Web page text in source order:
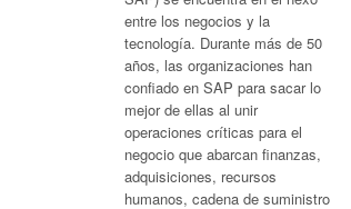
entre los negocios y la
tecnología. Durante más de 50
años, las organizaciones han
confiado en SAP para sacar lo
mejor de ellas al unir
operaciones críticas para el
negocio que abarcan finanzas,
adquisiciones, recursos
humanos, cadena de suministro